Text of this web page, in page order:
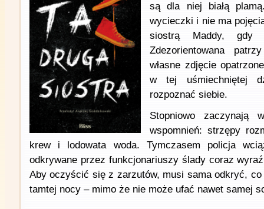
są dla niej białą
wycieczki i nie ma
siostrą Maddy, gdy
Zdezorientowana
własne zdjęcie
w tej uśmiechniętej
rozpoznać siebie.
Stopniowo zaczynają
wspomnień: strzępy
krew i lodowata woda. Tymczasem policja
odkrywane przez funkcjonariuszy ślady coraz
Aby oczyścić się z zarzutów, musi sama odkryć, co
tamtej nocy – mimo że nie może ufać nawet samej